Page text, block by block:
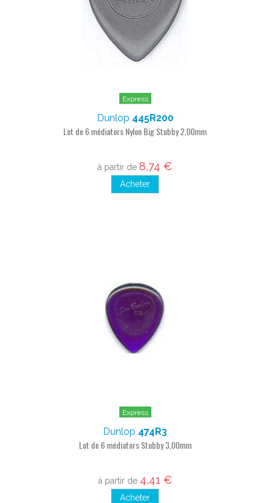
Express
Dunlop 445R200
Lot de 6 médiators Nylon Big Stubby 2,00mm
à partir de 8,74 €
Acheter
Express
Dunlop 474R3
Lot de 6 médiators Stubby 3,00mm
à partir de 4,41 €
Acheter